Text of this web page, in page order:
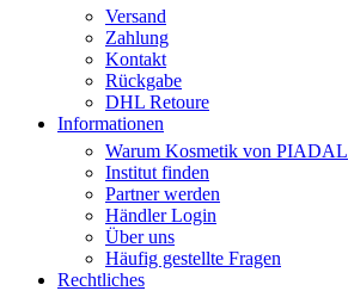
Versand
Zahlung
Kontakt
Rückgabe
DHL Retoure
Informationen
Warum Kosmetik von PIADAL
Institut finden
Partner werden
Händler Login
Über uns
Häufig gestellte Fragen
Rechtliches